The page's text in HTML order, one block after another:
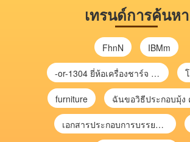
เทรนด์การค้นหา
FhnN IBMm
-or-1304 ยี่ห้อเครื่องชาร์จ chargecore
furniture
เอกสารประกอบการบรรยาย การประเมินความเสี่ยงเพื่อวางแผนการตรวจสอบ \